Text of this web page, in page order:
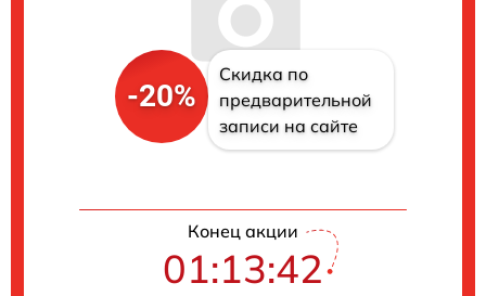
-20%
Скидка по
предварительной
записи на сайте
Конец акции
01:13:41